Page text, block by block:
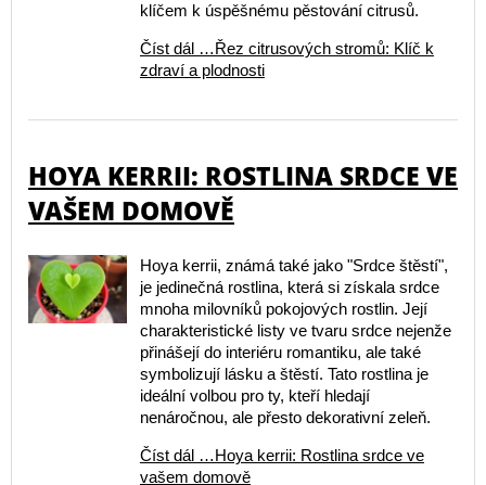
klíčem k úspěšnému pěstování citrusů.
Číst dál …Řez citrusových stromů: Klíč k
zdraví a plodnosti
HOYA KERRII: ROSTLINA SRDCE VE
VAŠEM DOMOVĚ
Hoya kerrii, známá také jako "Srdce štěstí",
je jedinečná rostlina, která si získala srdce
mnoha milovníků pokojových rostlin. Její
charakteristické listy ve tvaru srdce nejenže
přinášejí do interiéru romantiku, ale také
symbolizují lásku a štěstí. Tato rostlina je
ideální volbou pro ty, kteří hledají
nenáročnou, ale přesto dekorativní zeleň.
Číst dál …Hoya kerrii: Rostlina srdce ve
vašem domově